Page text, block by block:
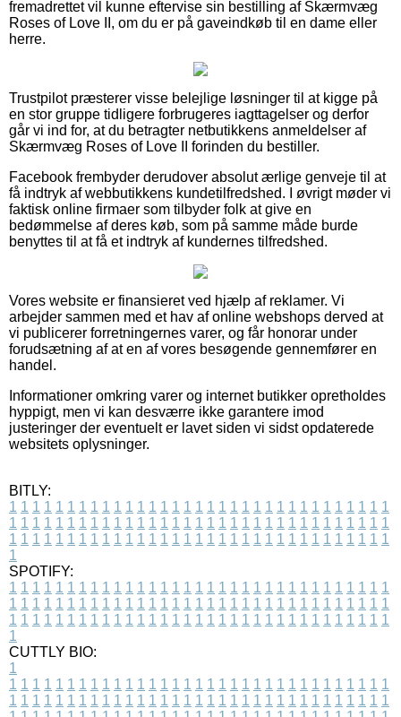
fremadrettet vil kunne eftervise sin bestilling af Skærmvæg
Roses of Love II, om du er på gaveindkøb til en dame eller
herre.
Trustpilot præsterer visse belejlige løsninger til at kigge på
en stor gruppe tidligere forbrugeres iagttagelser og derfor
går vi ind for, at du betragter netbutikkens anmeldelser af
Skærmvæg Roses of Love II forinden du bestiller.
Facebook frembyder derudover absolut ærlige genveje til at
få indtryk af webbutikkens kundetilfredshed. I øvrigt møder vi
faktisk online firmaer som tilbyder folk at give en
bedømmelse af deres køb, som på samme måde burde
benyttes til at få et indtryk af kundernes tilfredshed.
Vores website er finansieret ved hjælp af reklamer. Vi
arbejder sammen med et hav af online webshops derved at
vi publicerer forretningernes varer, og får honorar under
forudsætning af at en af vores besøgende gennemfører en
handel.
Informationer omkring varer og internet butikker opretholdes
hyppigt, men vi kan desværre ikke garantere imod
justeringer der eventuelt er lavet siden vi sidst opdaterede
websitets oplysninger.
BITLY:
1 1 1 1 1 1 1 1 1 1 1 1 1 1 1 1 1 1 1 1 1 1 1 1 1 1 1 1 1 1 1 1 1
1 1 1 1 1 1 1 1 1 1 1 1 1 1 1 1 1 1 1 1 1 1 1 1 1 1 1 1 1 1 1 1 1
1 1 1 1 1 1 1 1 1 1 1 1 1 1 1 1 1 1 1 1 1 1 1 1 1 1 1 1 1 1 1 1 1
1
SPOTIFY:
1 1 1 1 1 1 1 1 1 1 1 1 1 1 1 1 1 1 1 1 1 1 1 1 1 1 1 1 1 1 1 1 1
1 1 1 1 1 1 1 1 1 1 1 1 1 1 1 1 1 1 1 1 1 1 1 1 1 1 1 1 1 1 1 1 1
1 1 1 1 1 1 1 1 1 1 1 1 1 1 1 1 1 1 1 1 1 1 1 1 1 1 1 1 1 1 1 1 1
1
CUTTLY BIO:
1
1 1 1 1 1 1 1 1 1 1 1 1 1 1 1 1 1 1 1 1 1 1 1 1 1 1 1 1 1 1 1 1 1
1 1 1 1 1 1 1 1 1 1 1 1 1 1 1 1 1 1 1 1 1 1 1 1 1 1 1 1 1 1 1 1 1